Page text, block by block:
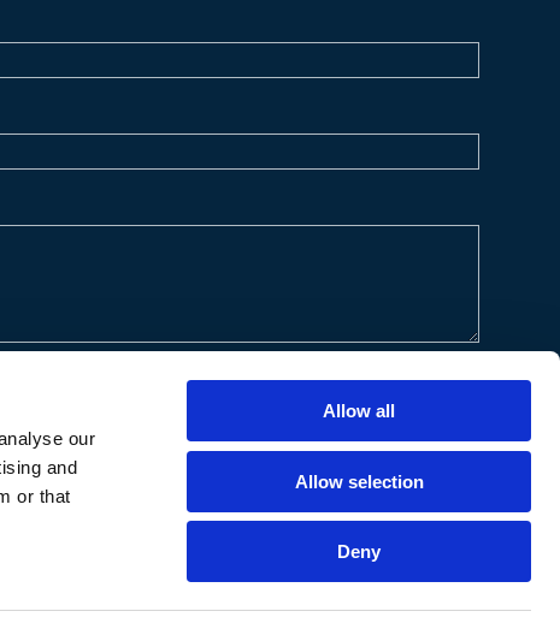
our
and
or that
Allow all
Allow selection
Deny